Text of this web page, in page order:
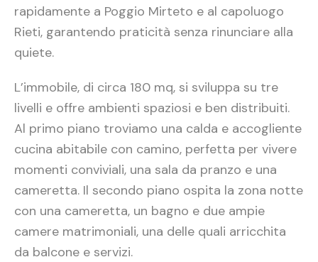
rapidamente a Poggio Mirteto e al capoluogo
Rieti, garantendo praticità senza rinunciare alla
quiete.
L’immobile, di circa 180 mq, si sviluppa su tre
livelli e offre ambienti spaziosi e ben distribuiti.
Al primo piano troviamo una calda e accogliente
cucina abitabile con camino, perfetta per vivere
momenti conviviali, una sala da pranzo e una
cameretta. Il secondo piano ospita la zona notte
con una cameretta, un bagno e due ampie
camere matrimoniali, una delle quali arricchita
da balcone e servizi.